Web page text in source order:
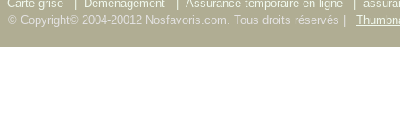
Carte grise Déménagement Assurance temporaire en ligne
© Copyright© 2004-20012 Nosfavoris.com. Tous droits réservés |